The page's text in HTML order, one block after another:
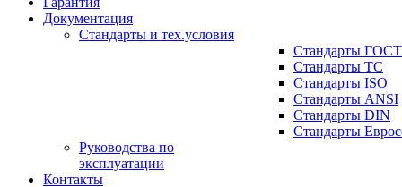
Документация
Стандарты и тех.условия
Стандарты ГОСТ
Стандарты ТС
Стандарты ISO
Стандарты ANSI
Стандарты DIN
Стандарты
Руководства по
эксплуатации
Контакты